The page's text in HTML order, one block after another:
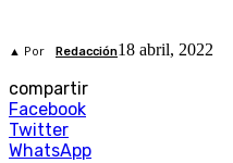
▲ Por Redacción18 abril, 2022
compartir
Facebook
Twitter
WhatsApp